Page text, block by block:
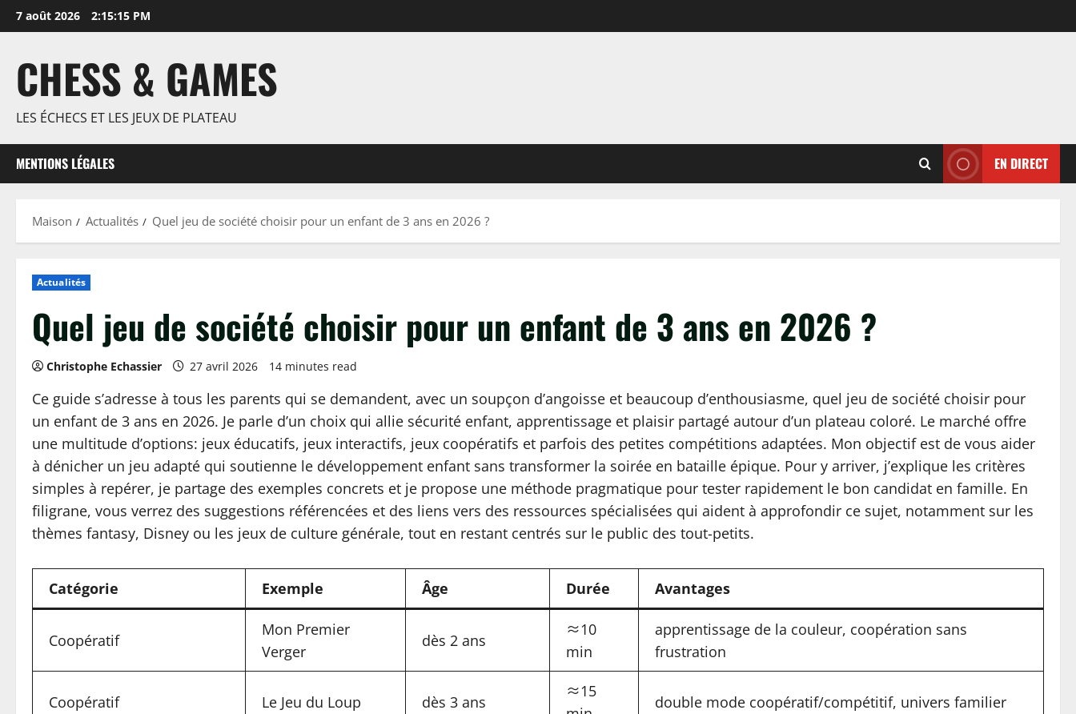
Passer
au
7 août 2026 2:15:16 PM
CHESS & GAMES
LES ÉCHECS ET LES JEUX DE PLATEAU
MENTIONS LÉGALES EN DIRECT
Maison Actualités Quel jeu de société choisir pour un enfant de 3 ans en 2026 ?
Actualités
Quel jeu de société choisir pour un enfant de 3 ans en 2026 ?
Christophe Echassier 27 avril 2026 14 minutes read
Ce guide s’adresse à tous les parents qui se demandent, avec un soupçon d’angoisse et beaucoup d’enthousiasme, quel jeu de société choisir pour
un enfant de 3 ans en 2026. Je parle d’un choix qui allie sécurité enfant, apprentissage et plaisir partagé autour d’un plateau coloré. Le marché offre
une multitude d’options: jeux éducatifs, jeux interactifs, jeux coopératifs et parfois des petites compétitions adaptées. Mon objectif est de vous aider
à dénicher un jeu adapté qui soutienne le développement enfant sans transformer la soirée en bataille épique. Pour y arriver, j’explique les critères
simples à repérer, je partage des exemples concrets et je propose une méthode pragmatique pour tester rapidement le bon candidat en famille. En
filigrane, vous verrez des suggestions référencées et des liens vers des ressources spécialisées qui aident à approfondir ce sujet, notamment sur les
thèmes fantasy, Disney ou les jeux de culture générale, tout en restant centrés sur le public des tout-petits.
Catégorie Exemple Âge Durée Avantages
Coopératif
Mon Premier
Verger
dès 2 ans
≈10
min
apprentissage de la couleur, coopération sans
frustration
Coopératif Le Jeu du Loup dès 3 ans
≈15
double mode coopératif/compétitif, univers familier